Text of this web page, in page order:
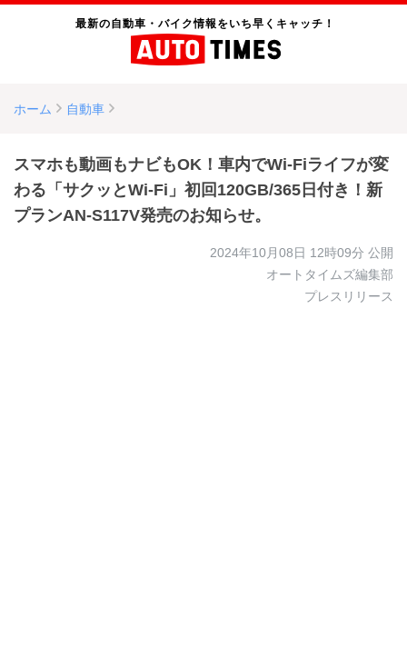
最新の自動車・バイク情報をいち早くキャッチ！
ホーム 自動車
スマホも動画もナビもOK！車内でWi-Fiライフが変
わる「サクッとWi-Fi」初回120GB/365日付き！新
プランAN-S117V発売のお知らせ。
2024年10月08日 12時09分 公開
オートタイムズ編集部
プレスリリース